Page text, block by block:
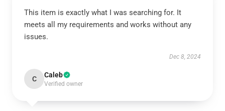
This item is exactly what I was searching for. It
meets all my requirements and works without any
issues.
Dec 8, 2024
C Caleb
Verified owner